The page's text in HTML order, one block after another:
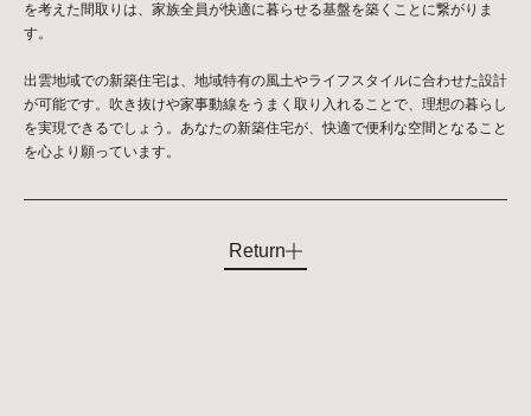
を考えた間取りは、家族全員が快適に暮らせる基盤を築くことに繋がりま
す。
出雲地域での新築住宅は、地域特有の風土やライフスタイルに合わせた設計
が可能です。吹き抜けや家事動線をうまく取り入れることで、理想の暮らし
を実現できるでしょう。あなたの新築住宅が、快適で便利な空間となること
を心より願っています。
Return